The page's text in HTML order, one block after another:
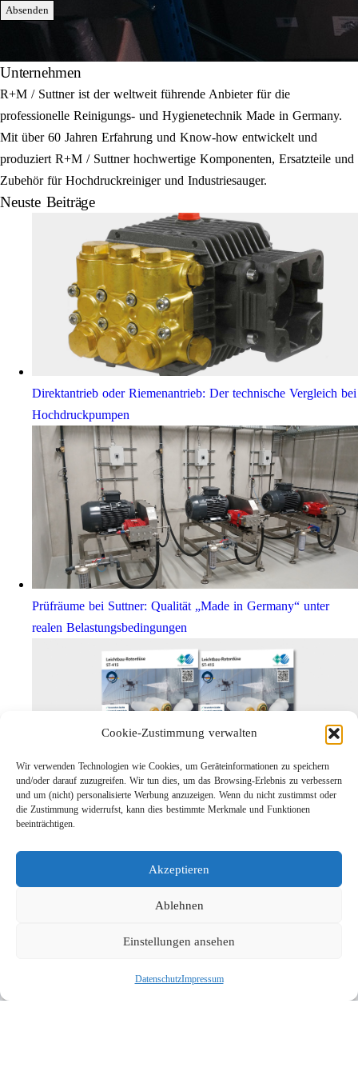
Cookie-Zustimmung verwalten
Wir verwenden Technologien wie Cookies, um Geräteinformationen zu speichern
und/oder darauf zuzugreifen. Wir tun dies, um das Browsing-Erlebnis zu verbessern
und um (nicht) personalisierte Werbung anzuzeigen. Wenn du nicht zustimmst oder
die Zustimmung widerrufst, kann dies bestimmte Merkmale und Funktionen
beeinträchtigen.
Akzeptieren
Ablehnen
Einstellungen ansehen
DatenschutzImpressum
Absenden
Unternehmen
R+M / Suttner ist der weltweit führende Anbieter für die
professionelle Reinigungs- und Hygienetechnik Made in Germany.
Mit über 60 Jahren Erfahrung und Know-how entwickelt und
produziert R+M / Suttner hochwertige Komponenten, Ersatzteile und
Zubehör für Hochdruckreiniger und Industriesauger.
Neuste Beiträge
Direktantrieb oder Riemenantrieb: Der technische Vergleich bei
Hochdruckpumpen
Prüfräume bei Suttner: Qualität „Made in Germany“ unter
realen Belastungsbedingungen
Leichtbau-Rotordüse ST-415